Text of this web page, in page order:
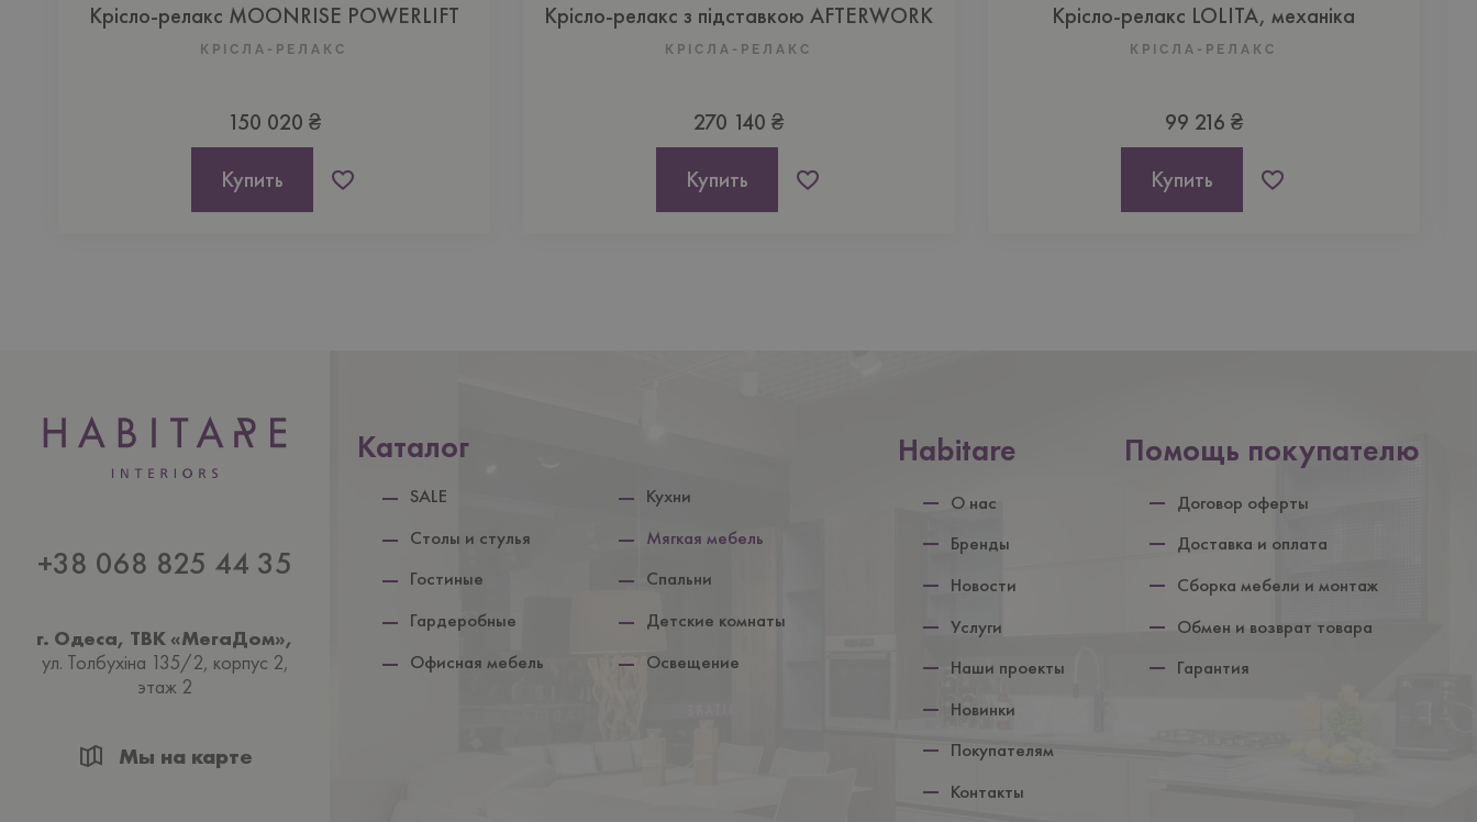
Крісло-релакс MOONRISE POWERLIFT
КРІСЛА-РЕЛАКС
150 020 ₴
Купить
Крісло-релакс з підставкою AFTERWORK
КРІСЛА-РЕЛАКС
270 140 ₴
Купить
Крісло-релакс LOLITA, механіка
КРІСЛА-РЕЛАКС
99 216 ₴
Купить
+38 068 825 44 35
г. Одеса, ТВК «МегаДом»,
ул. Толбухiна 135/2, корпус 2,
этаж 2
Мы на карте
Каталог
SALE
Кухни
Столы и стулья
Мягкая мебель
Гостиные
Спальни
Гардеробные
Детские комнаты
Офисная мебель
Освещение
Нижній
Habitare
О нас
Бренды
Новости
Услуги
Наши проекты
Новинки
Покупателям
Контакты
Помощь покупателю
Договор оферты
Доставка и оплата
Сборка мебели и монтаж
Обмен и возврат товара
Гарантия